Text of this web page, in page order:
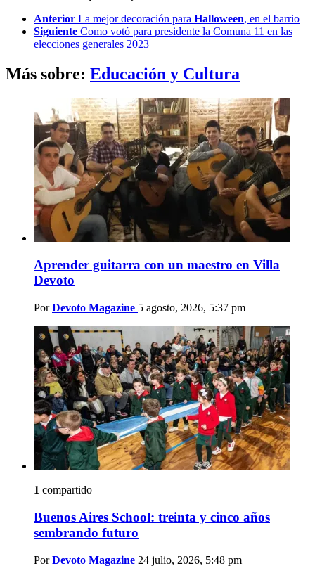
more
Anterior La mejor decoración para Halloween, en el barrio
Siguiente Como votó para presidente la Comuna 11 en las
elecciones generales 2023
Más sobre: Educación y Cultura
Aprender guitarra con un maestro en Villa
Devoto
Por Devoto Magazine 5 agosto, 2026, 5:37 pm
1 compartido
Buenos Aires School: treinta y cinco años
sembrando futuro
Por Devoto Magazine 24 julio, 2026, 5:48 pm